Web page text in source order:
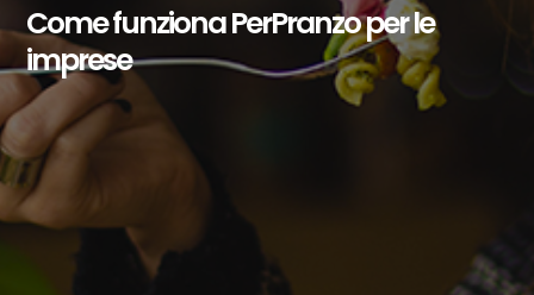
Come funziona PerPranzo per le
imprese